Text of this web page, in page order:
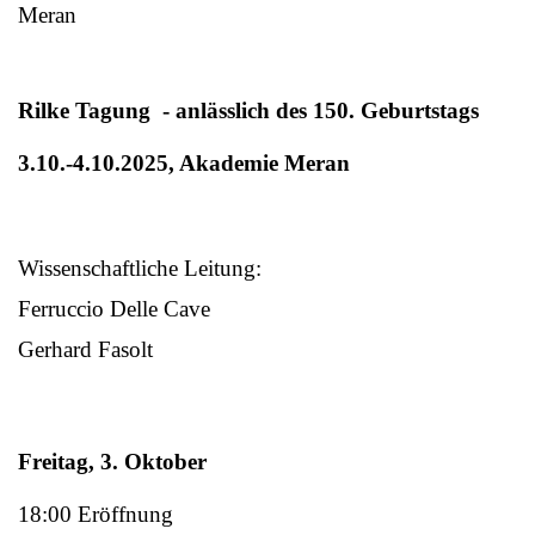
Meran
Rilke Tagung - anlässlich des 150. Geburtstags
3.10.-4.10.2025, Akademie Meran
Wissenschaftliche Leitung:
Ferruccio Delle Cave
Gerhard Fasolt
Freitag, 3. Oktober
18:00 Eröffnung